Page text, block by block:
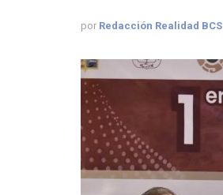
por Redacción Realidad BCS